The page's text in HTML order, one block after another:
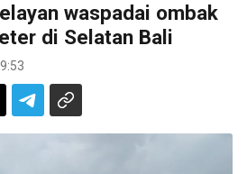
waspadai ombak
di Selatan Bali